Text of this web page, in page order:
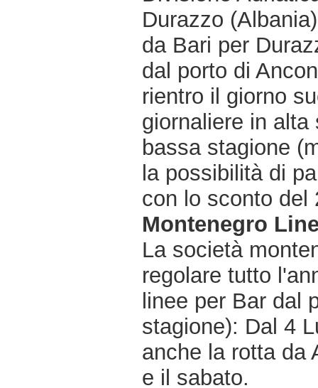
Durazzo
da Bari per
dal porto di
rientro il giorno
giornaliere in
bassa stagione
la possibilità di
con lo sconto del
Montenegro
La società
regolare tutto
linee per Bar dal
stagione): Dal 4
anche la rotta da
e il sabato.